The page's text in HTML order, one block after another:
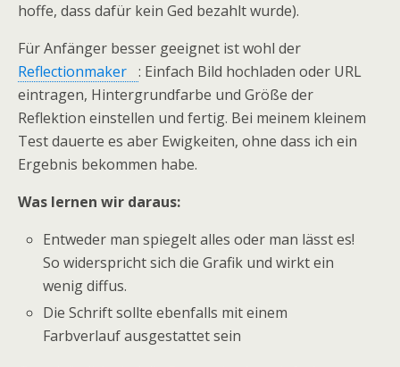
hoffe, dass dafür kein Ged bezahlt wurde).
Für Anfänger besser geeignet ist wohl der
Reflectionmaker : Einfach Bild hochladen oder URL
eintragen, Hintergrundfarbe und Größe der
Reflektion einstellen und fertig. Bei meinem kleinem
Test dauerte es aber Ewigkeiten, ohne dass ich ein
Ergebnis bekommen habe.
Was lernen wir daraus:
Entweder man spiegelt alles oder man lässt es!
So widerspricht sich die Grafik und wirkt ein
wenig diffus.
Die Schrift sollte ebenfalls mit einem
Farbverlauf ausgestattet sein